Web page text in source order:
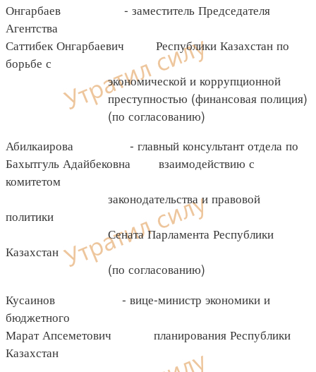
Онгарбаев - заместитель Председателя
Агентства
Саттибек Онгарбаевич Республики Казахстан по
борьбе с
экономической и коррупционной
преступностью (финансовая полиция)
(по согласованию)
Абилкаирова - главный консультант отдела по
Бахытгуль Адайбековна взаимодействию с
комитетом
законодательства и правовой
политики
Сената Парламента Республики
Казахстан
(по согласованию)
Кусаинов - вице-министр экономики и
бюджетного
Марат Апсеметович планирования Республики
Казахстан